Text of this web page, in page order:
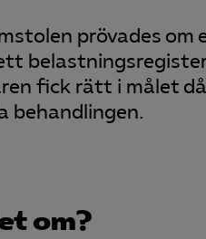
prövades om
fick rätt i målet
behandlingen.
om?